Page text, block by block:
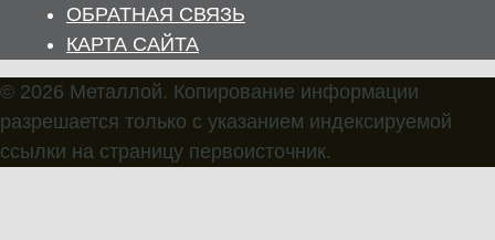
ОБРАТНАЯ СВЯЗЬ
КАРТА САЙТА
© 2026 Металлой. Копирование информации
разрешается только с указанием индексируемой
ссылки на страницу первоисточник.